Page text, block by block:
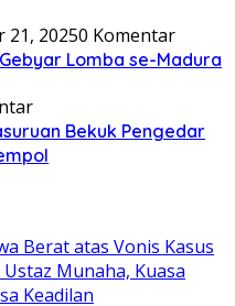
21, 20250 Komentar
Lomba se-Madura
Bekuk Pengedar